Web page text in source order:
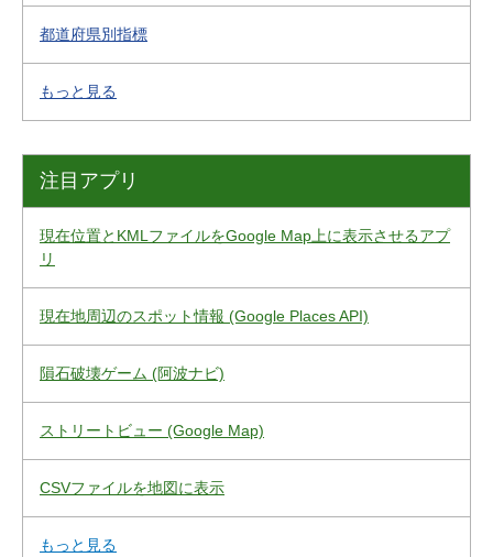
都道府県別指標
もっと見る
注目アプリ
現在位置とKMLファイルをGoogle Map上に表示させるアプ
リ
現在地周辺のスポット情報 (Google Places API)
隕石破壊ゲーム (阿波ナビ)
ストリートビュー (Google Map)
CSVファイルを地図に表示
もっと見る